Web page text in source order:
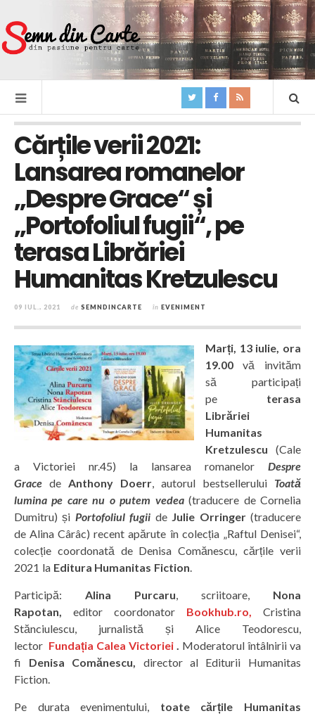
Cărțile verii 2021:
Lansarea romanelor
„Despre Grace“ și
„Portofoliul fugii“, pe
terasa Librăriei
Humanitas Kretzulescu
09 IUL., 2021 de SEMNDINCARTE în EVENIMENT
Marți, 13 iulie, ora
19.00 vă invităm
să participați
pe terasa
Librăriei
Humanitas
Kretzulescu (Cale
a Victoriei nr.45) la lansarea romanelor Despre
Grace de Anthony Doerr, autorul bestsellerului Toată
lumina pe care nu o putem vedea(traducere de Cornelia
Dumitru) și Portofoliul fugii de Julie Orringer(traducere
de Alina Cârâc) recent apărute în colecția „Raftul Denisei“,
colecție coordonată de Denisa Comănescu, cărțile verii
2021 laEditura Humanitas Fiction.
Participă: Alina Purcaru, scriitoare, Nona
Rapotan, editor coordonator Bookhub.ro, Cristina
Stănciulescu, jurnalistă și Alice Teodorescu,
lector Fundația Calea Victoriei . Moderatorul întâlnirii va
fi Denisa Comănescu, director al Editurii Humanitas
Fiction.
Pe durata evenimentului, toate cărțile Humanitas